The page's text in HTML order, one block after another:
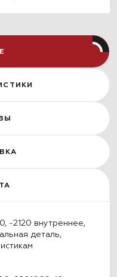
-2120 внутреннее,
деталь,